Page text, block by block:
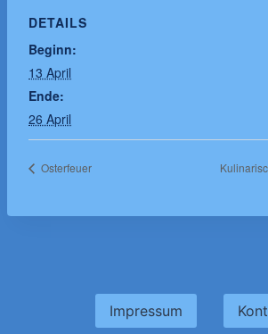
DETAILS
Beginn:
13 April
Ende:
26 April
Osterfeuer
Impressum